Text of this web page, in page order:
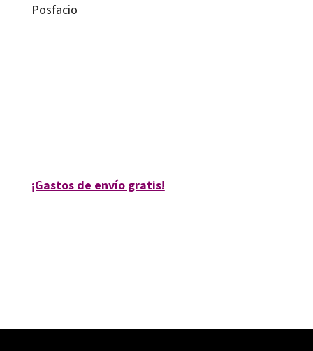
Posfacio
¡Gastos de envío gratis!